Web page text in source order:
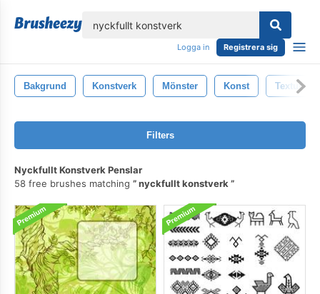
Logga in Registrera sig
Bakgrund Konstverk Mönster Konst Textur
Filters
Nyckfullt Konstverk Penslar
58 free brushes matching
nyckfullt konstverk